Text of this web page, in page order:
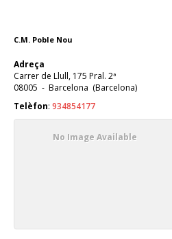
C.M. Poble Nou
Adreça
Carrer de Llull, 175 Pral. 2ª
08005 - Barcelona (Barcelona)
Telèfon: 934854177
No Image Available